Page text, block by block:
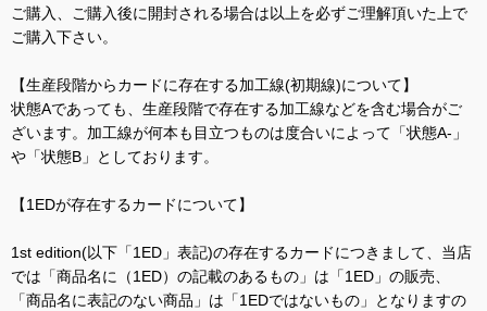
ご購入、ご購入後に開封される場合は以上を必ずご理解頂いた上で
ご購入下さい。
【生産段階からカードに存在する加工線(初期線)について】
状態Aであっても、生産段階で存在する加工線などを含む場合がご
ざいます。加工線が何本も目立つものは度合いによって「状態A-」
や「状態B」としております。
【1EDが存在するカードについて】
1st edition(以下「1ED」表記)の存在するカードにつきまして、当店
では「商品名に（1ED）の記載のあるもの」は「1ED」の販売、
「商品名に表記のない商品」は「1EDではないもの」となりますの